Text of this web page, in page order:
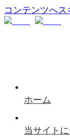
コンテンツへス
ホーム
当サイト